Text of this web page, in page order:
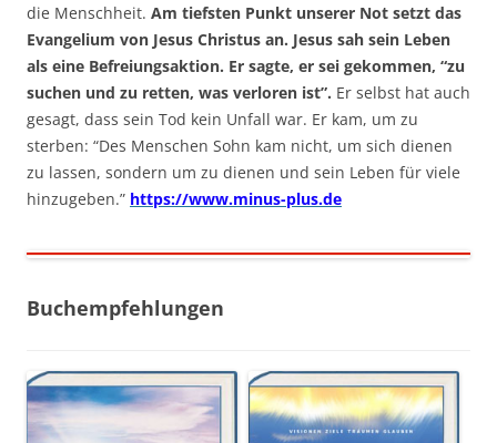
die Menschheit. Am tiefsten Punkt unserer Not setzt das
Evangelium von Jesus Christus an. Jesus sah sein Leben
als eine Befreiungsaktion. Er sagte, er sei gekommen, “zu
suchen und zu retten, was verloren ist”. Er selbst hat auch
gesagt, dass sein Tod kein Unfall war. Er kam, um zu
sterben: “Des Menschen Sohn kam nicht, um sich dienen
zu lassen, sondern um zu dienen und sein Leben für viele
hinzugeben.” https://www.minus-plus.de
Buchempfehlungen